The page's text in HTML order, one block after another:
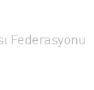
Federasyonu